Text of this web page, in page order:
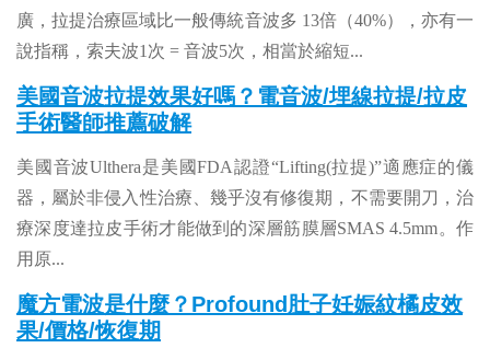
廣，拉提治療區域比一般傳統音波多 13倍（40%），亦有一
說指稱，索夫波1次 = 音波5次，相當於縮短...
美國音波拉提效果好嗎？電音波/埋線拉提/拉皮
手術醫師推薦破解
美國音波Ulthera是美國FDA認證“Lifting(拉提)”適應症的儀
器，屬於非侵入性治療、幾乎沒有修復期，不需要開刀，治
療深度達拉皮手術才能做到的深層筋膜層SMAS 4.5mm。作
用原...
魔方電波是什麼？Profound肚子妊娠紋橘皮效
果/價格/恢復期